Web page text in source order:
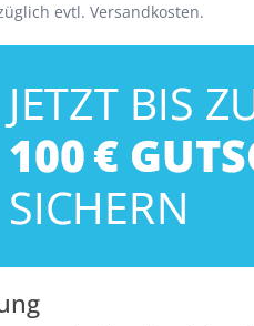
evtl. Versandkosten.